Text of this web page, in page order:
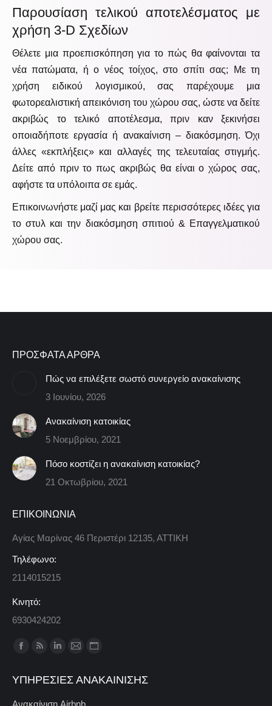
Παρουσίαση τελικού αποτελέσματος με
χρήση 3-D Σχεδίων
Θέλετε μια προεπισκόπηση για το πώς θα φαίνονται τα
νέα πατώματα, ή ο νέος τοίχος, στο σπίτι σας; Με τη
χρήση ειδικού λογισμικού, σας παρέχουμε μια
φωτορεαλιστική απεικόνιση του χώρου σας, ώστε να δείτε
ακριβώς το τελικό αποτέλεσμα, πριν καν ξεκινήσει
οποιαδήποτε εργασία ή ανακαίνιση – διακόσμηση. Όχι
άλλες «εκπλήξεις» και αλλαγές της τελευταίας στιγμής.
Δείτε από πριν το πως ακριβώς θα είναι ο χώρος σας,
αφήστε τα υπόλοιπα σε εμάς.
Επικοινωνήστε μαζί μας και βρείτε περισσότερες ιδέες για
το στυλ και την διακόσμηση σπιτιού & Επαγγελματικού
χώρου σας.
ΠΡΟΣΦΑΤΑ ΑΡΘΡΑ
Πώς να επιλέξετε σωστό συνεργείο ανακαίνισης
3 Ιουνίου, 2026
Ανακαίνιση κατοικίας
5 Νοεμβρίου, 2021
Πόσο κοστίζει η ανακαίνιση κατοικίας?
21 Οκτωβρίου, 2021
ΕΠΙΚΟΙΝΩΝΙΑ
Αγίας Μαρίνας 46 Περιστέρι 12135, ΑΤΤΙΚΗ
Τηλέφωνο:
2114015215
Κινητό:
6930424202
Find us on:
Facebook
opens
in
Rss
opens
in
Linkedin
opens
in
Mail
opens
in
Website
opens
ΥΠΗΡΕΣΊΕΣ ΑΝΑΚΑΊΝΙΣΗΣ
Ανακαίνιση Airbnb